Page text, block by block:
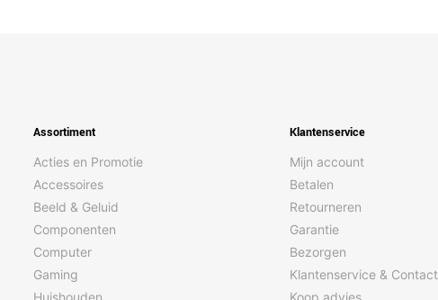
Assortiment
Acties en Promotie
Accessoires
Beeld & Geluid
Componenten
Computer
Gaming
Huishouden
Klantenservice
Mijn account
Betalen
Retourneren
Garantie
Bezorgen
Klantenservice & Contact
Koop advies